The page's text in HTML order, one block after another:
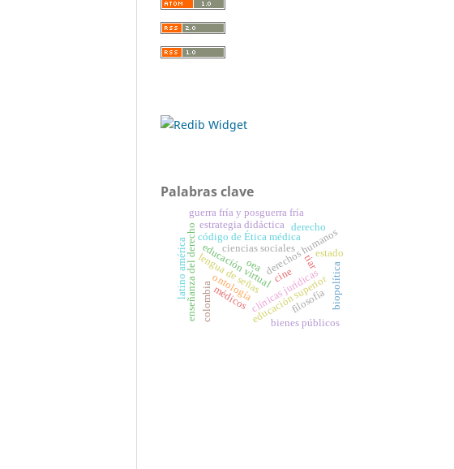
Palabras clave
derechos humanos
médicos
código de Ética médica
colombia educación superior
educación virtual
estrategia didáctica
ciencias sociales
clínicas jurídicas
enseñanza del derecho
guerra fría y posguerra fría
tiar
oea
estado
biopolítica
filosofía
lengua de señas
bienes públicos
cine
derecho
latino américa ontología